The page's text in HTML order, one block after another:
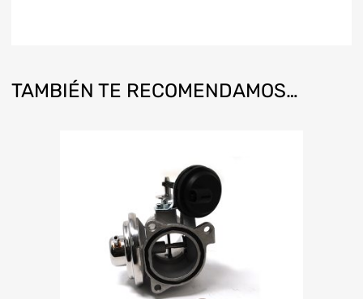
TAMBIÉN TE RECOMENDAMOS…